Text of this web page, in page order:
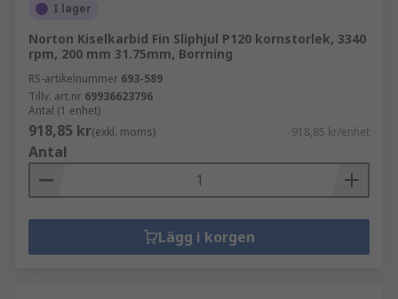
I lager
Norton Kiselkarbid Fin Sliphjul P120 kornstorlek, 3340
rpm, 200 mm 31.75mm, Borrning
RS-artikelnummer 693-589
Tillv. art.nr 69936623796
Antal (1 enhet)
918,85 kr(exkl. moms) 918,85 kr/enhet
Antal
Lägg i korgen